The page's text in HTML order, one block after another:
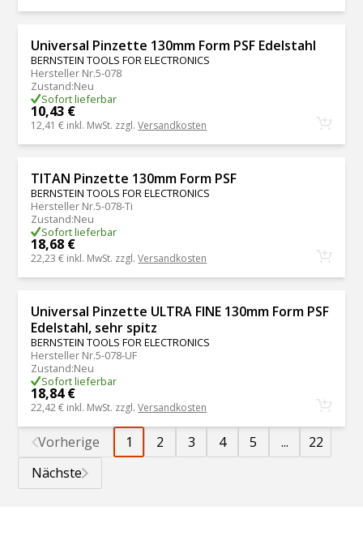
Universal Pinzette 130mm Form PSF Edelstahl
BERNSTEIN TOOLS FOR ELECTRONICS
Hersteller Nr.5-078
Zustand:Neu
Sofort lieferbar
10,43 €
12,41 € inkl. MwSt. zzgl.Versandkosten
TITAN Pinzette 130mm Form PSF
BERNSTEIN TOOLS FOR ELECTRONICS
Hersteller Nr.5-078-Ti
Zustand:Neu
Sofort lieferbar
18,68 €
22,23 € inkl. MwSt. zzgl.Versandkosten
Universal Pinzette ULTRA FINE 130mm Form PSF
Edelstahl, sehr spitz
BERNSTEIN TOOLS FOR ELECTRONICS
Hersteller Nr.5-078-UF
Zustand:Neu
Sofort lieferbar
18,84 €
22,42 € inkl. MwSt. zzgl.Versandkosten
Vorherige 1 2 3 4 5 ...
22
Nächste